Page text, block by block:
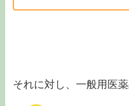
それに対し、一般用医